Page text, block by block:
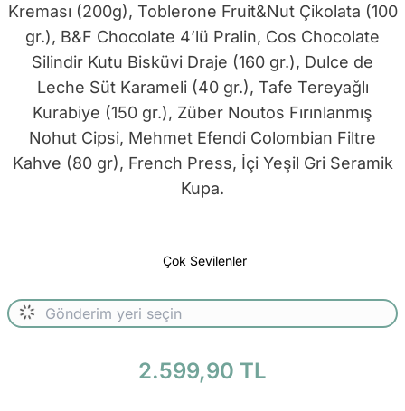
Kreması (200g), Toblerone Fruit&Nut Çikolata (100
gr.), B&F Chocolate 4’lü Pralin, Cos Chocolate
Silindir Kutu Bisküvi Draje (160 gr.), Dulce de
Leche Süt Karameli (40 gr.), Tafe Tereyağlı
Kurabiye (150 gr.), Züber Noutos Fırınlanmış
Nohut Cipsi, Mehmet Efendi Colombian Filtre
Kahve (80 gr), French Press, İçi Yeşil Gri Seramik
Kupa.
Çok Sevilenler
2.599,90 TL